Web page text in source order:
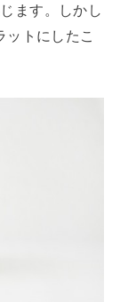
ます。しかし
ットにしたこ